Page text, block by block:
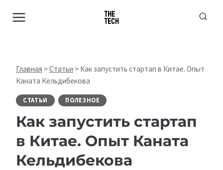
Главная >Статьи > Как запустить стартап в Китае. Опыт
Каната Кельдибекова
СТАТЬИ ПОЛЕЗНОЕ
Как запустить стартап
в Китае. Опыт Каната
Кельдибекова